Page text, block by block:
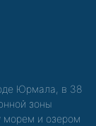
Юрмала, в 38
зоны
морем и озером